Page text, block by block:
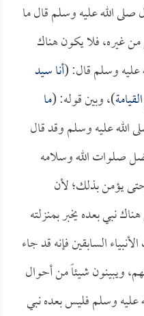
صلى الله عليه وسلم قال ما
غيره، فلا يكون هناك
وسلم قال: (أنا سيد
)، وبين قوله: (ما
الله عليه وسلم وقد قال
صلوات الله وسلامه
يؤمن بذلك؛ لأن
نبي بعده يخبر بمنزلته
السابقين فإنه قد جاء
ويبينون شيئاً من أحوال
عليه وسلم فليس بعده نبي